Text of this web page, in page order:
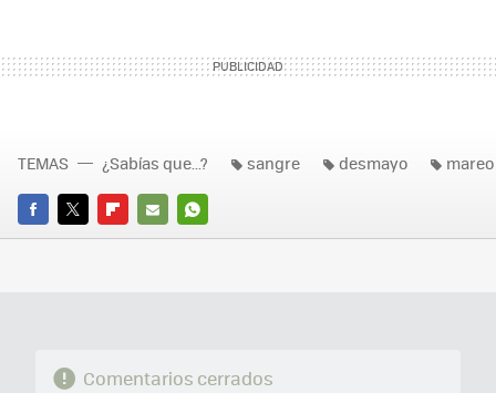
FACEBOOK
TWITTERFLIPBOARD
E-
WHATSAPP
TEMAS ¿Sabías que...? sangre desmayo mareo
Comentarios cerrados